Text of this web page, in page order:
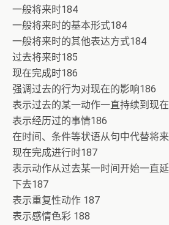
一般将来时184
一般将来时的基本形式184
一般将来时的其他表达方式184
过去将来时185
现在完成时186
强调过去的行为对现在的影响186
表示过去的某一动作一直持续到现
表示经历过的事情186
在时间、条件等状语从句中代替将
现在完成进行时187
表示动作从过去某一时间开始一直
下去187
表示重复性动作 187
表示感情色彩 188